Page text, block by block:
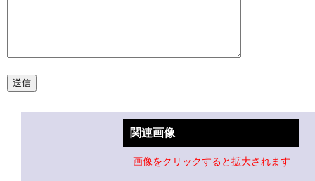
関連画像
画像をクリックすると拡大されます